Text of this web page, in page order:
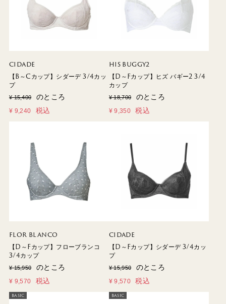
CIDADE
【B～Cカップ】シダーデ 3/4カッ
プ
¥ 15,400 のところ
¥ 9,240 税込
HIS BUGGY2
【D～Fカップ】ヒズ バギー2 3/4
カップ
¥ 18,700 のところ
¥ 9,350 税込
FLOR BLANCO
【D～Fカップ】フローブランコ
3/4カップ
¥ 15,950 のところ
¥ 9,570 税込
CIDADE
【D～Fカップ】シダーデ 3/4カッ
プ
¥ 15,950 のところ
¥ 9,570 税込
BASIC BASIC